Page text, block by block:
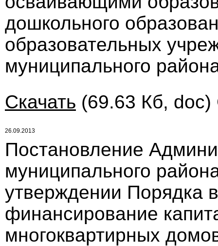
дошкольного
образовательных
муниципального
Скачать (69.63 Кб, doc)
26.09.2013
Постановление
муниципального
утверждении Порядка
финансирование
многоквартирных